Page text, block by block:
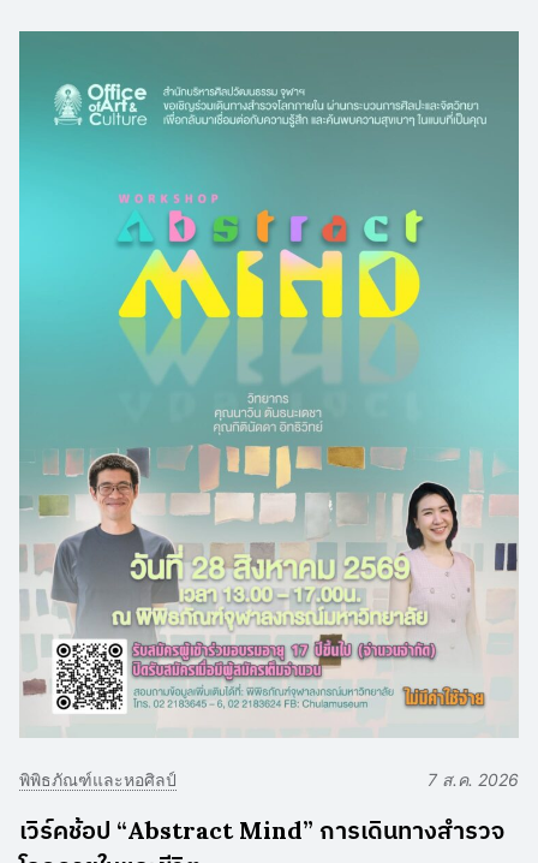
พิพิธภัณฑ์และหอศิลป์ 7 ส.ค. 2026
เวิร์คช้อป “Abstract Mind” การเดินทางสำรวจ